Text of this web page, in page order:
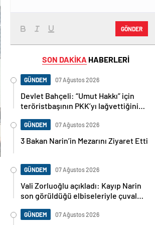
GÖNDER
SON DAKİKA HABERLERİ
GÜNDEM 07 Ağustos 2026
Devlet Bahçeli: “Umut Hakkı” için
teröristbaşının PKK’yı lağvettiğini
GÜNDEM 07 Ağustos 2026
3 Bakan Narin’in Mezarını Ziyaret Etti
GÜNDEM 07 Ağustos 2026
Vali Zorluoğlu açıkladı: Kayıp Narin
son görüldüğü elbiseleriyle çuval
GÜNDEM 07 Ağustos 2026